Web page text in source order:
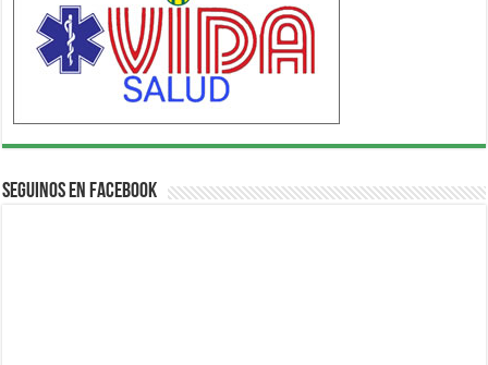
Seguinos en Facebook